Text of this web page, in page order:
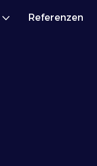
Referenzen